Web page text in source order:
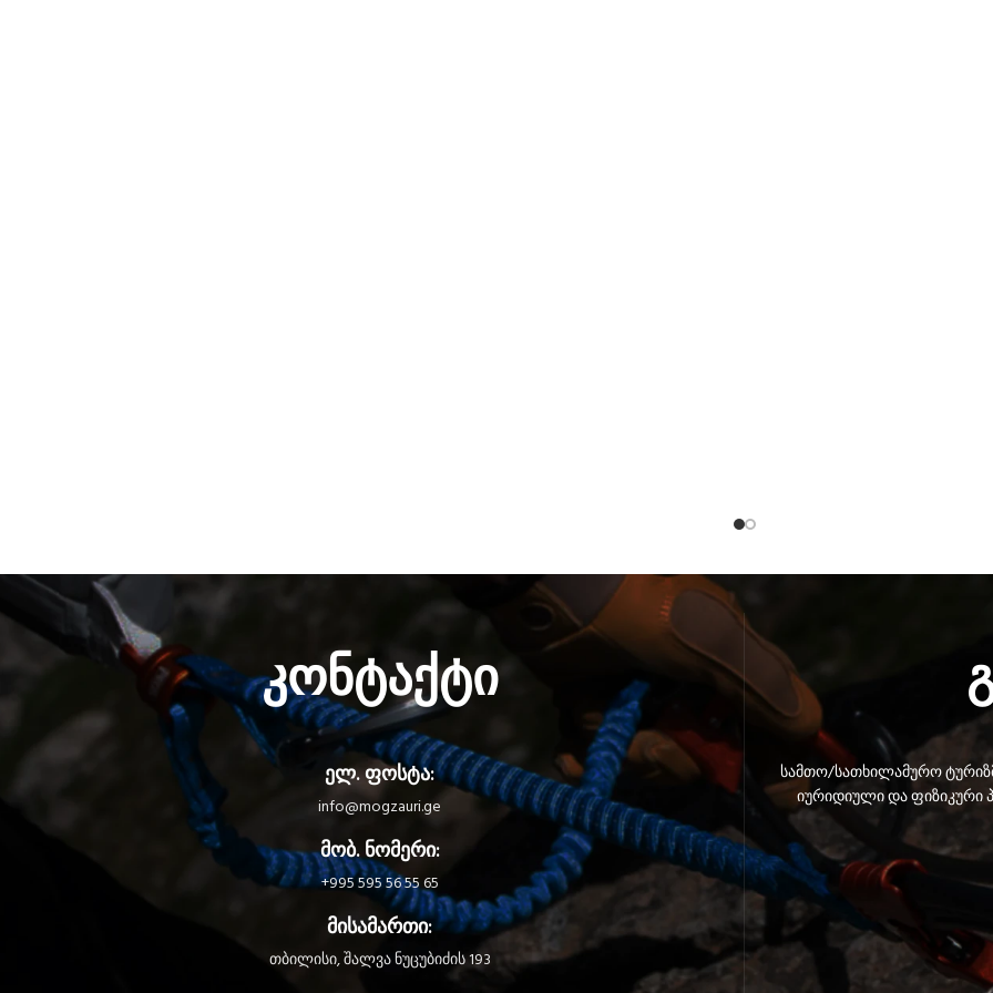
კონტაქტი
ელ. ფოსტა:
info@mogzauri.ge
მობ. ნომერი:
+995 595 56 55 65
მისამართი:
თბილისი, შალვა ნუცუბიძის 193
სამთო/სათხილამურო
იურიდიული და ფიზიკური